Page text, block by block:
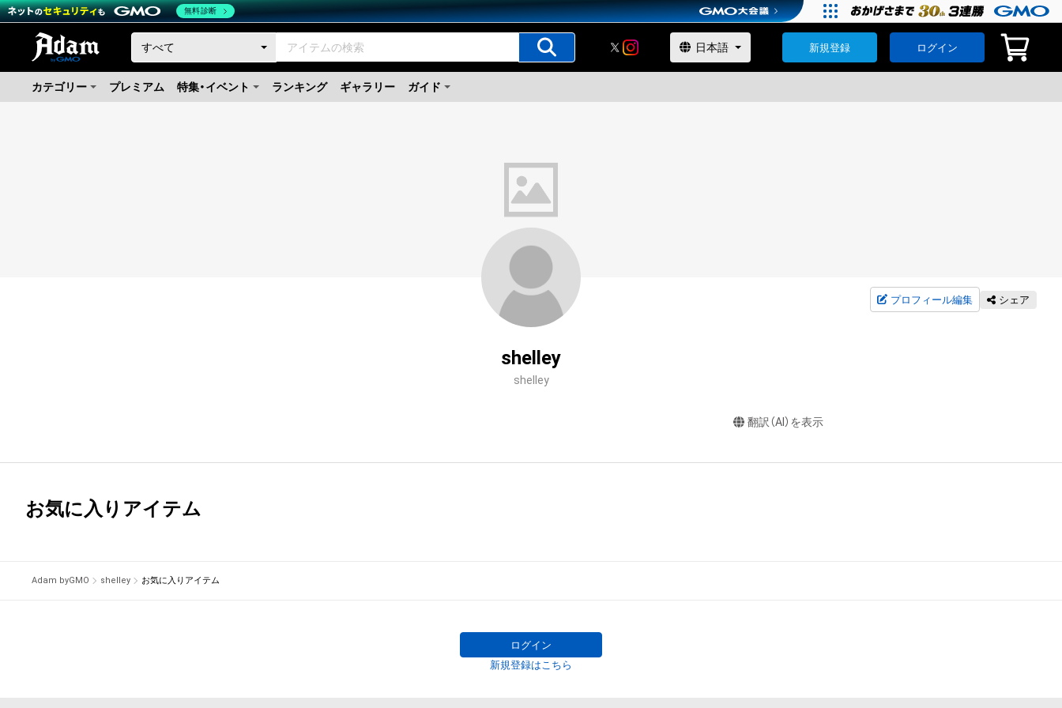
新規登録 ログイン
カテゴリー プレミアム 特集・イベント ランキング ギャラリー ガイド
プロフィール編集 シェア
shelley
shelley
翻訳（AI）を表示
お気に入りアイテム
Adam byGMO shelley お気に入りアイテム
ログイン
新規登録はこちら
無料診断